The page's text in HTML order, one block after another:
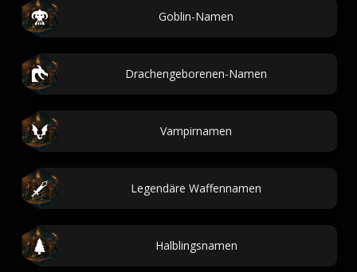
Goblin-Namen
Drachengeborenen-Namen
Vampirnamen
Legendäre Waffennamen
Halblingsnamen